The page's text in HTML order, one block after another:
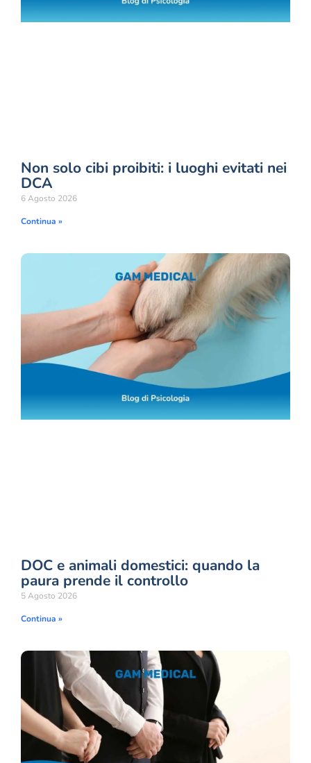
Non solo cibi proibiti: i luoghi evitati nei
DCA
6 Agosto 2026
Continua »
DOC e animali domestici: quando la
paura prende il controllo
5 Agosto 2026
Continua »